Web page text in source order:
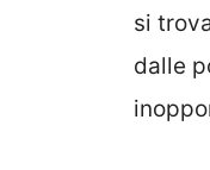
si
dalle